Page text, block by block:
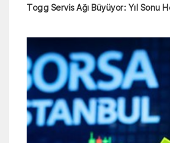
Togg Servis Ağı Büyüyor: Yıl Sonu